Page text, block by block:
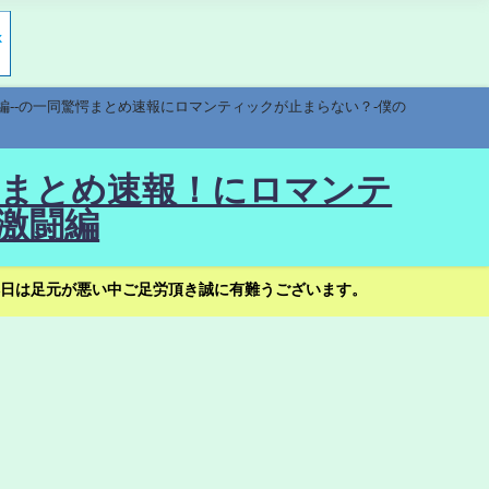
の一同驚愕まとめ速報にロマンティックが止まらない？-僕の
とめ速報！にロマンテ
闘編
足元が悪い中ご足労頂き誠に有難うございます。